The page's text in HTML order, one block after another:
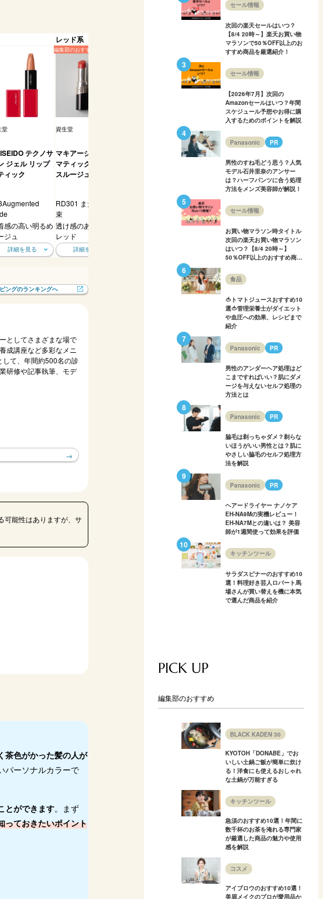
レッド系 ブラウン系
堂 資生堂 コーセー
テクノサ
ジェル リップ
ィック
マキアージュ ドラ
マティックエッセン
スルージュ
THREE デアリング ヴィセ アヴァン マ
ルチスティックカラ ロー センシュアル
シャイン リップス
ティック
RD301 また会う約
束
011 SCARLET
201 ウォームブラウ
ン
感の高い明るめ
ジュ
透け感のある主役級
レッド
鮮やかな色味のレッ 健康的なコーラルレ
品ブラウン
詳細を見る 詳細を見る 詳細を見る 詳細を見る
ングのランキングへ
としてさまざまな場で
成講座など多彩なメニ
して、年間約500名の診
研修や記事執筆、モデ
可能性はありますが、サ
茶色がかった髪の人が
パーソナルカラーで
とができます。まず
っておきたいポイント
セール情報
次回の楽天セールはいつ？
【8/4 20時～】楽天お買い物
マラソンで50％OFF以上のお
すすめ商品を厳選紹介！
セール情報
【2026年7月】次回の
Amazonセールはいつ？年間
スケジュール予想やお得に購
入するためのポイントを解説
Panasonic PR
男性のすね毛どう思う？人気
モデル石井里奈のアンサー
は？ハーフパンツに合う処理
方法をメンズ美容師が解説！
セール情報
お買い物マラソン時タイトル
次回の楽天お買い物マラソン
はいつ？【8/4 20時～】
50％OFF以上のおすすめ商品
食品
🍅トマトジュースおすすめ10
選🍅管理栄養士がダイエット
や血圧への効果、レシピまで
紹介
Panasonic PR
男性のアンダーヘア処理はど
こまですればいい？肌にダメ
ージを与えないセルフ処理の
方法とは
Panasonic PR
脇毛は剃っちゃダメ？剃らな
いほうがいい男性とは？肌に
やさしい脇毛のセルフ処理方
法を解説
Panasonic PR
ヘアードライヤー ナノケア
EH-NA9Mの実機レビュー！
EH-NA7Mとの違いは？ 美容
師が1週間使って効果を評価
キッチンツール
サラダスピナーのおすすめ10
選！料理好き芸人ロバート馬
場さんが買い替えを機に本気
で選んだ商品を紹介
PICK UP
編集部のおすすめ
BLACK KADEN 30
KYOTOH「DONABE」でお
いしい土鍋ご飯が簡単に炊け
る！洋食にも使えるおしゃれ
な土鍋が万能すぎる
キッチンツール
急須のおすすめ10選！年間に
数千杯のお茶を淹れる専門家
が厳選した商品の魅力や使用
感を解説
コスメ
アイブロウのおすすめ10選！
美眉メイクのプロが愛用品か